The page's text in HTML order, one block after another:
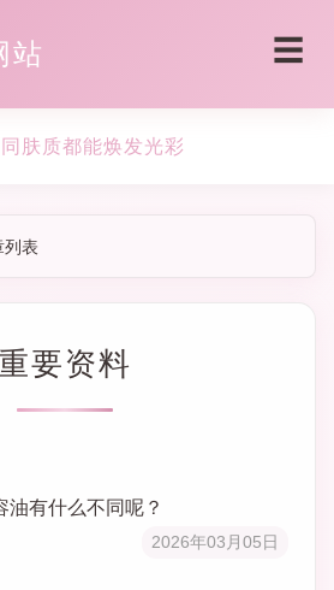
站 ☰
肤质都能焕发光彩
列表
要资料
油有什么不同呢？
2026年03月05日